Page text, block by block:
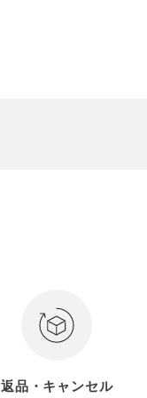
返品・キャンセル